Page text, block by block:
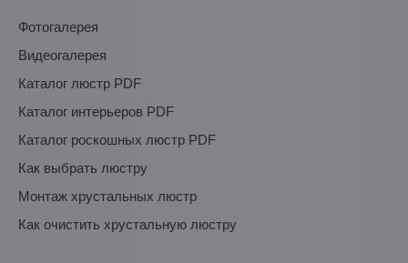
Фотогалерея
Видеогалерея
Каталог люстр PDF
Каталог интерьеров PDF
Каталог роскошных люстр PDF
Как выбрать люстру
Монтаж хрустальных люстр
Как очистить хрустальную люстру